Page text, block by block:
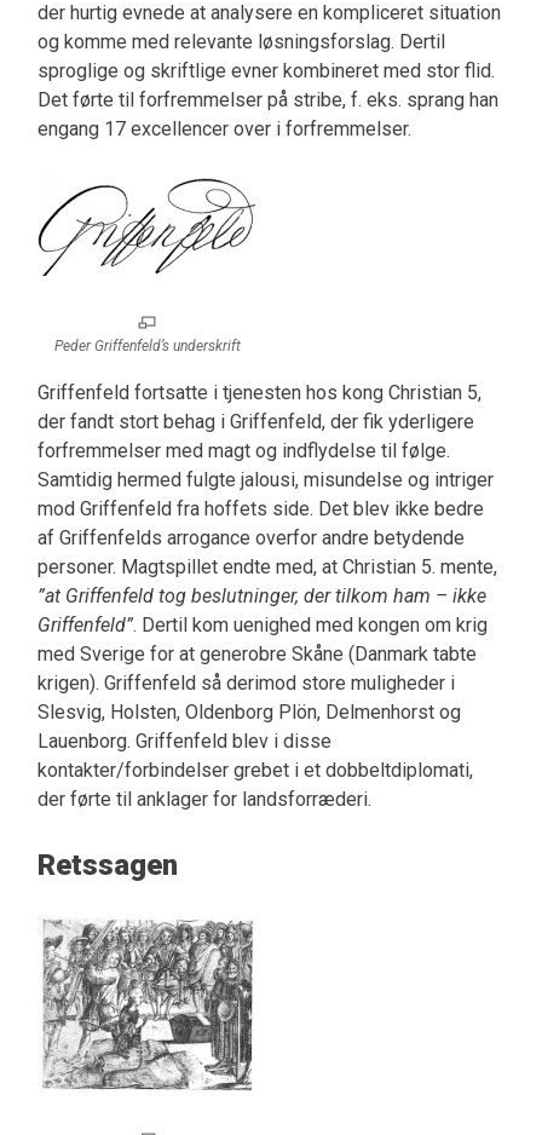
der hurtig evnede at analysere en kompliceret situation
og komme med relevante løsningsforslag. Dertil
sproglige og skriftlige evner kombineret med stor flid.
Det førte til forfremmelser på stribe, f. eks. sprang han
engang 17 excellencer over i forfremmelser.
Peder Griffenfeld’s underskrift
Griffenfeld fortsatte i tjenesten hos kong Christian 5,
der fandt stort behag i Griffenfeld, der fik yderligere
forfremmelser med magt og indflydelse til følge.
Samtidig hermed fulgte jalousi, misundelse og intriger
mod Griffenfeld fra hoffets side. Det blev ikke bedre
af Griffenfelds arrogance overfor andre betydende
personer. Magtspillet endte med, at Christian 5. mente,
”at Griffenfeld tog beslutninger, der tilkom ham – ikke
Griffenfeld”. Dertil kom uenighed med kongen om krig
med Sverige for at generobre Skåne (Danmark tabte
krigen). Griffenfeld så derimod store muligheder i
Slesvig, Holsten, Oldenborg Plön, Delmenhorst og
Lauenborg. Griffenfeld blev i disse
kontakter/forbindelser grebet i et dobbeltdiplomati,
der førte til anklager for landsforræderi.
Retssagen